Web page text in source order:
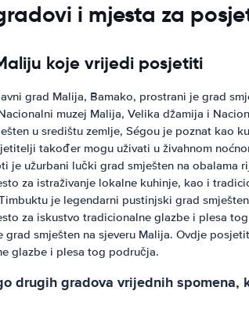
i mjesta za
koje vrijedi posjetiti
grad Malija, Bamako, prostrani je grad
muzej Malija, Velika džamija i
u središtu zemlje, Ségou je poznat kao
također mogu uživati ​​u živahnom
je užurbani lučki grad smješten na
za istraživanje lokalne kuhinje, kao i
je legendarni pustinjski grad
za iskustvo tradicionalne glazbe i plesa
grad smješten na sjeveru Malija. Ovdje
glazbe i plesa tog područja.
drugih gradova vrijednih